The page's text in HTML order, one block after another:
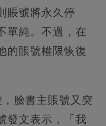
賬號將永久停
單純。不過，在
的賬號權限恢復
臉書主賬號又突
發文表示，「我